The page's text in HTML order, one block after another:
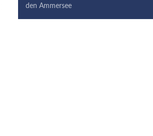
den Ammersee